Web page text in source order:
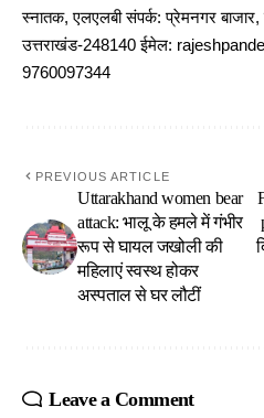
स्नातक, एलएलबी संपर्क: प्रेमनगर बाजार,
उत्तराखंड-248140 ईमेल:
9760097344
PREVIOUS ARTICLE
Uttarakhand women bear
attack: भालू के हमले में गंभीर
रूप से घायल जखोली की
महिलाएं स्वस्थ होकर
अस्पताल से घर लौटीं
Leave a Comment